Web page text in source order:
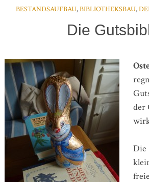
BESTANDSAUFBAU,BIBLIOTHEKSBAU,
Die
der
Die
freie